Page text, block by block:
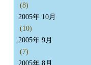
(8)
2005年 10月
(10)
2005年 9月
(7)
2005年 8月